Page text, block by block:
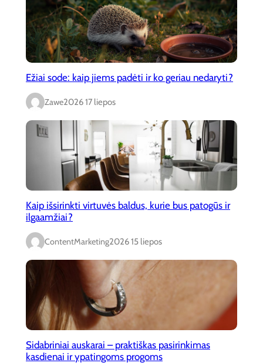
Ežiai sode: kaip jiems padėti ir ko geriau nedaryti?
Zawe2026 17 liepos
Kaip išsirinkti virtuvės baldus, kurie bus patogūs ir
ilgaamžiai?
ContentMarketing2026 15 liepos
Sidabriniai auskarai – praktiškas pasirinkimas
kasdienai ir ypatingoms progoms